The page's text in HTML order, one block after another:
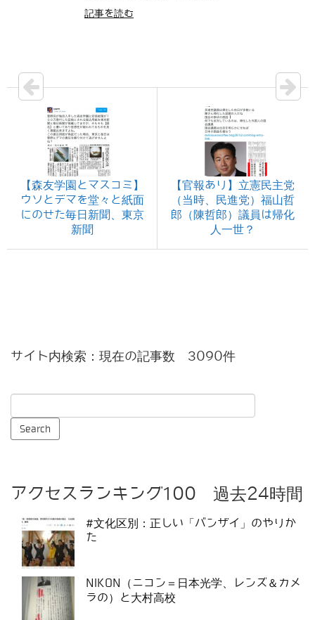
記事を読む
【森友学園とマスコミ】
ウソとデマを堂々と紙面
にのせた毎日新聞、東京
新聞
【官報あり】立憲民主党
（当時、民進党）福山哲
郎（陳哲郎）議員は帰化
人一世？
サイト内検索：現在の記事数 3090件
アクセスランキング100 過去24時間
#文化区別：正しい「バンザイ」のやりか
た
NIKON（ニコン＝日本光学、レンズ＆カメ
ラの）と大村高校